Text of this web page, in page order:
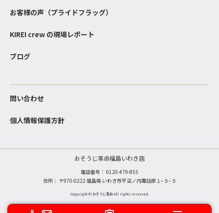
お客様の声（プライドフラッグ）
KIREI crew の現場レポート
ブログ
問い合わせ
個人情報保護方針
おそうじ革命福島いわき店
電話番号： 0120-479-855
住所： 〒970-0222 福島県 いわき市平沼ノ内諏訪原１−５−５
Copyright © おそうじ革命 All rights reserved.